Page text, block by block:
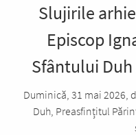
Slujirile
Episcop
Sfântului
Duminică, 31 mai 2026,
Duh, Preasfințitul